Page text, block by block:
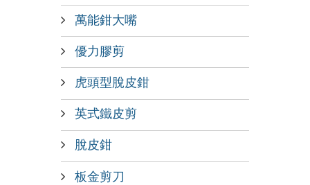
萬能鉗大嘴
優力膠剪
虎頭型脫皮鉗
英式鐵皮剪
脫皮鉗
板金剪刀